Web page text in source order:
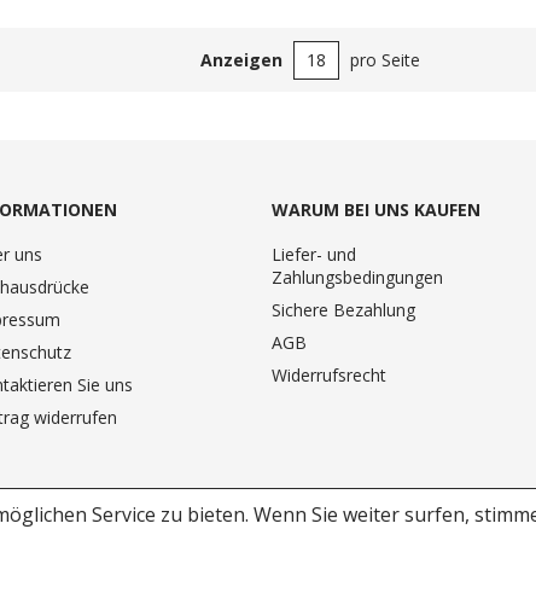
Service zu bieten. Wenn Sie weiter surfen,
Anzeigen pro Seite
uns
Sie uns
widerrufen
WARUM BEI UNS KAUFEN
Liefer- und
Zahlungsbedingungen
Sichere Bezahlung
AGB
Widerrufsrecht